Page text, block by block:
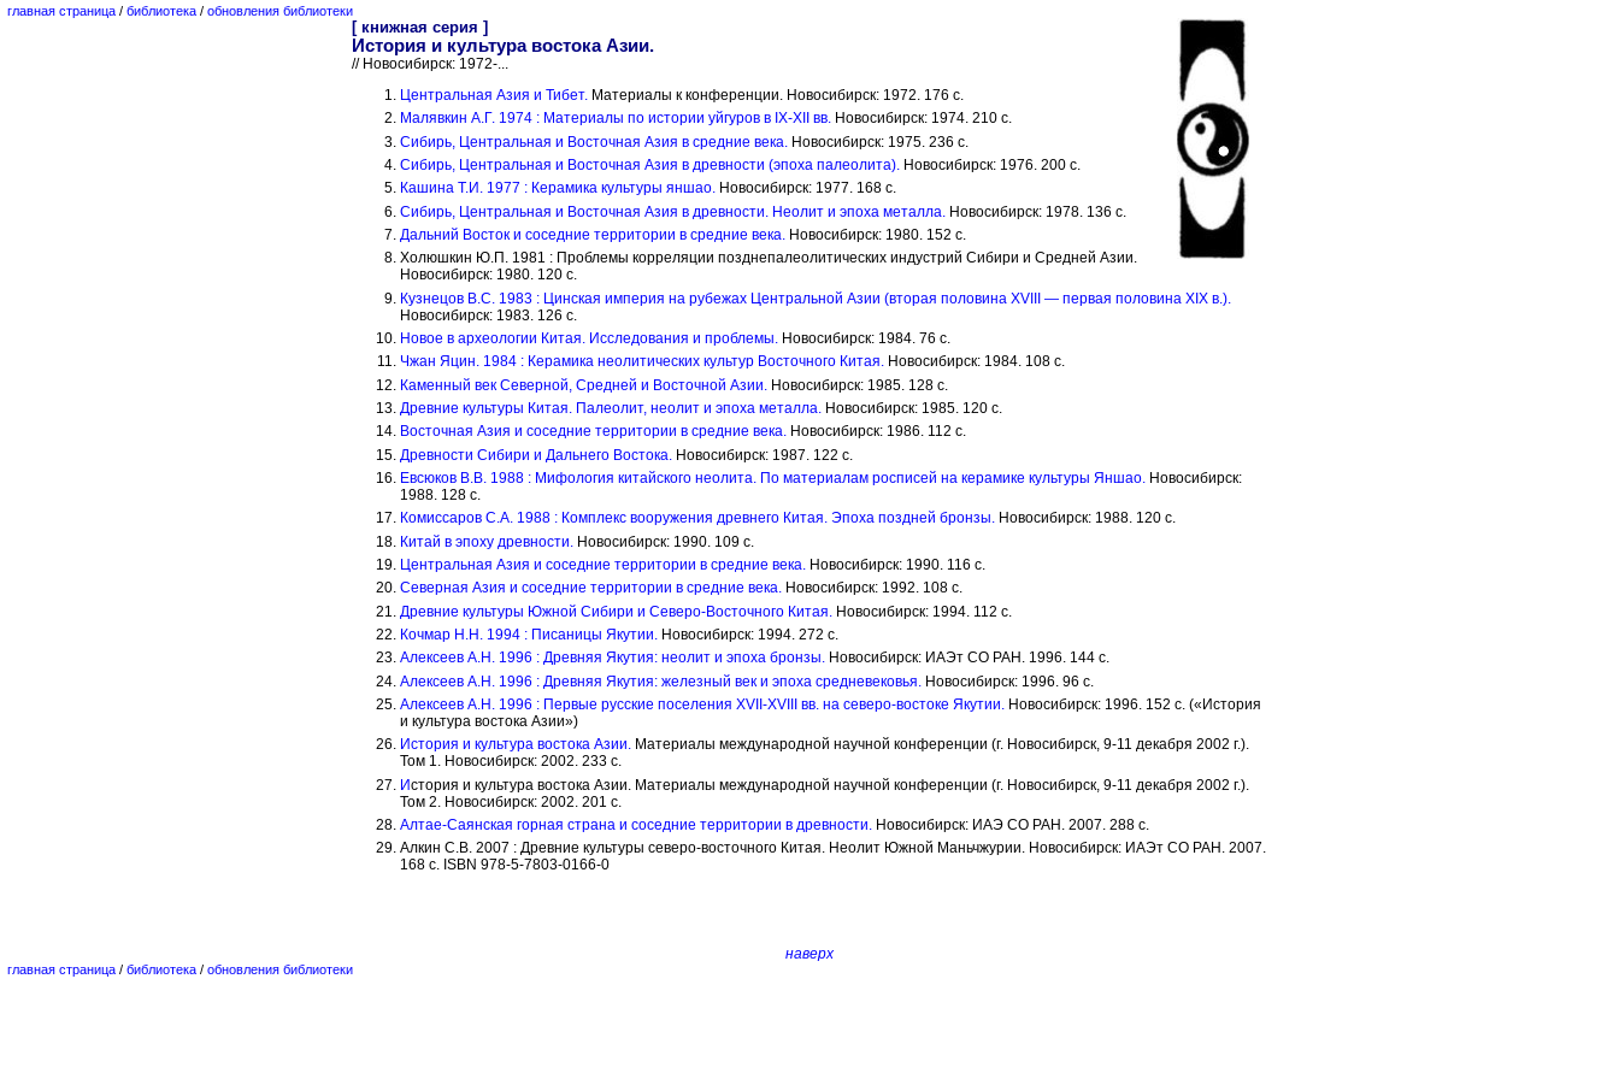
главная страница / библиотека / обновления библиотеки
[ книжная серия ]
История и культура востока Азии.
// Новосибирск: 1972-...
Центральная Азия и Тибет. Материалы к конференции. Новосибирск: 1972. 176 с.
Малявкин А.Г. 1974 : Материалы по истории уйгуров в IX-XII вв. Новосибирск: 1974. 210 с.
Сибирь, Центральная и Восточная Азия в средние века. Новосибирск: 1975. 236 c.
Сибирь, Центральная и Восточная Азия в древности (эпоха палеолита). Новосибирск: 1976. 200 с.
Кашина Т.И. 1977 : Керамика культуры яншао. Новосибирск: 1977. 168 с.
Сибирь, Центральная и Восточная Азия в древности. Неолит и эпоха металла. Новосибирск: 1978. 136 с.
Дальний Восток и соседние территории в средние века. Новосибирск: 1980. 152 с.
Холюшкин Ю.П. 1981 : Проблемы корреляции позднепалеолитических индустрий Сибири и Средней Азии.
Новосибирск: 1980. 120 с.
Кузнецов В.С. 1983 : Цинская империя на рубежах Центральной Азии (вторая половина XVIII — первая половина XIX в.).
Новосибирск: 1983. 126 с.
Новое в археологии Китая. Исследования и проблемы. Новосибирск: 1984. 76 с.
Чжан Яцин. 1984 : Керамика неолитических культур Восточного Китая. Новосибирск: 1984. 108 с.
Каменный век Северной, Средней и Восточной Азии. Новосибирск: 1985. 128 с.
Древние культуры Китая. Палеолит, неолит и эпоха металла. Новосибирск: 1985. 120 с.
Восточная Азия и соседние территории в средние века. Новосибирск: 1986. 112 с.
Древности Сибири и Дальнего Востока. Новосибирск: 1987. 122 с.
Евсюков В.В. 1988 : Мифология китайского неолита. По материалам росписей на керамике культуры Яншао. Новосибирск:
1988. 128 с.
Комиссаров С.А. 1988 : Комплекс вооружения древнего Китая. Эпоха поздней бронзы. Новосибирск: 1988. 120 с.
Китай в эпоху древности. Новосибирск: 1990. 109 с.
Центральная Азия и соседние территории в средние века. Новосибирск: 1990. 116 с.
Северная Азия и соседние территории в средние века. Новосибирск: 1992. 108 с.
Древние культуры Южной Сибири и Северо-Восточного Китая. Новосибирск: 1994. 112 с.
Кочмар Н.Н. 1994 : Писаницы Якутии. Новосибирск: 1994. 272 с.
Алексеев А.Н. 1996 : Древняя Якутия: неолит и эпоха бронзы. Новосибирск: ИАЭт СО РАН. 1996. 144 с.
Алексеев А.Н. 1996 : Древняя Якутия: железный век и эпоха средневековья. Новосибирск: 1996. 96 с.
Алексеев А.Н. 1996 : Первые русские поселения XVII-XVIII вв. на северо-востоке Якутии. Новосибирск: 1996. 152 с. («История
и культура востока Азии»)
История и культура востока Азии. Материалы международной научной конференции (г. Новосибирск, 9-11 декабря 2002 г.).
Том 1. Новосибирск: 2002. 233 с.
История и культура востока Азии. Материалы международной научной конференции (г. Новосибирск, 9-11 декабря 2002 г.).
Том 2. Новосибирск: 2002. 201 с.
Алтае-Саянская горная страна и соседние территории в древности. Новосибирск: ИАЭ СО РАН. 2007. 288 c.
Алкин С.В. 2007 : Древние культуры северо-восточного Китая. Неолит Южной Маньчжурии. Новосибирск: ИАЭт СО РАН. 2007.
168 с. ISBN 978-5-7803-0166-0
наверх
главная страница / библиотека / обновления библиотеки